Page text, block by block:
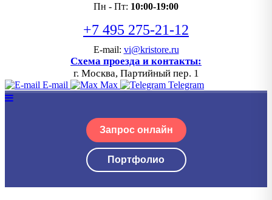
Пн - Пт: 10:00-19:00
+7 495 275-21-12
E-mail: vi@kristore.ru
Схема проезда и контакты:
г. Москва, Партийный пер. 1
E-mail Max Telegram
Запрос онлайн
Портфолио